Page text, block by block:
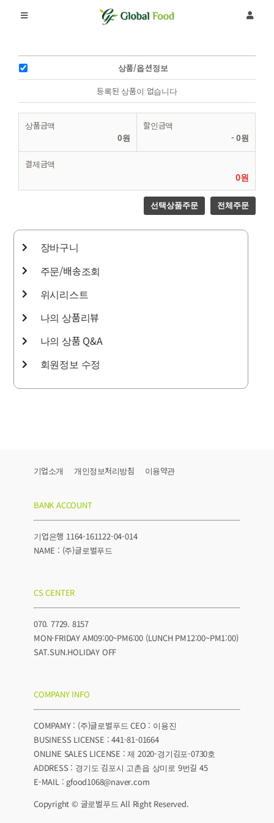
Toggle
공지사항
리뷰
Toggle
장바구니
주문/배송조회
위시리스트
나의 상품리뷰
나의 상품 Q&A
회원정보 수정
상품/옵션정보
등록된 상품이 없습니다
상품금액
0원
할인금액
-0원
결제금액
0원
선택상품주문 전체주문
기업소개 개인정보처리방침 이용약관
BANK ACCOUNT
기업은행 1164-161122-04-014
NAME : (주)글로벌푸드
CS CENTER
070. 7729. 8157
MON-FRIDAY AM09:00~PM6:00 (LUNCH PM12:00~PM1:00)
SAT.SUN.HOLIDAY OFF
COMPANY INFO
COMPAMY : (주)글로벌푸드 CEO : 이용진
BUSINESS LICENSE : 441-81-01664
ONLINE SALES LICENSE : 제 2020-경기김포-0730호
ADDRESS : 경기도 김포시 고촌읍 상미로 9번길 45
E-MAIL : gfood1068@naver.com
Copyright © 글로벌푸드 All Right Reserved.